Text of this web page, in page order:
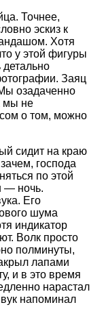
Точнее,
эскиз к
Хотя
у этой фигуры
Заяц
озадаченно
мы не
о том, можно
сидит на краю
господа
по этой
— ночь.
Его
шума
индикатор
Волк просто
полминуты,
лапами
и в это время
нарастал
напоминал